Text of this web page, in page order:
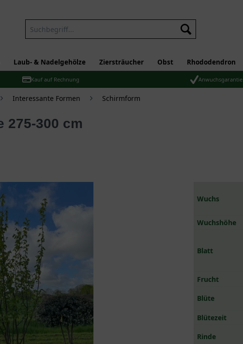
Laub- & Nadelgehölze Ziersträucher Obst Rhododendron
Kauf auf Rechnung Anwuchsgarantie
Interessante Formen Schirmform
Wuchs
Wuchshöhe
Blatt
Frucht
Blüte
Blütezeit
Rinde